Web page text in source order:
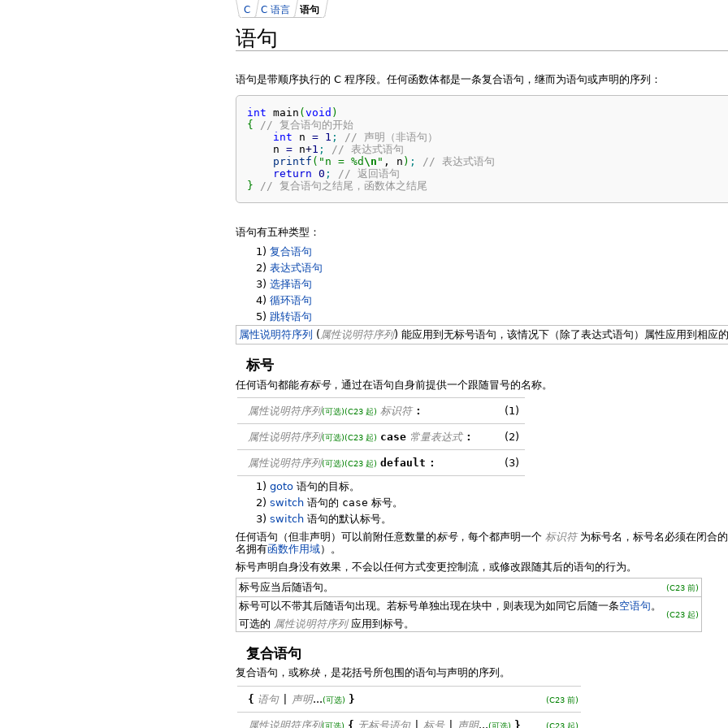
语句
C C 语言 语句
语句是带顺序执行的 C 程序段。任何函数体都是一条复合语句，继而为语句或声明的序列：
int main ( void )
{
// 复合语句的开始
int n = 1 ;
// 声明（非语句）
    n
= n+1 ;
// 表达式语句
printf ( "n = %d\n " , n ) ;
// 表达式语句
return 0 ;
// 返回语句
}
// 复合语句之结尾，函数体之结尾
语句有五种类型：
1) 复合语句
2) 表达式语句
3) 选择语句
4) 循环语句
5) 跳转语句
属性说明符序列 ( 属性说明符序列) 能应用到无标号语句，该情况下（除了表达式语句）属性应用到相应的
标号
任何语句都能有标号，通过在语句自身前提供一个跟随冒号的名称。
属性说明符序列(可选)(C23 起) 标识符 : (1)
属性说明符序列(可选)(C23 起) case 常量表达式 : (2)
属性说明符序列(可选)(C23 起) default :
(3)
1) goto 语句的目标。
2) switch 语句的 case 标号。
3) switch 语句的默认标号。
任何语句（但非声明）可以前附任意数量的标号，每个都声明一个 标识符为标号名，标号名必须在闭合
名拥有函数作用域）。
标号声明自身没有效果，不会以任何方式变更控制流，或修改跟随其后的语句的行为。
标号应当后随语句。
(C23 前)
标号可以不带其后随语句出现。若标号单独出现在块中，则表现为如同它后随一条空语句。
可选的 属性说明符序列应用到标号。
(C23 起)
复合语句
复合语句，或称块，是花括号所包围的语句与声明的序列。
{ 语句 声明...(可选) } (C23 前)
属性说明符序列(可选) { 无标号语句 标号 声明...(可选) } (C23 起)